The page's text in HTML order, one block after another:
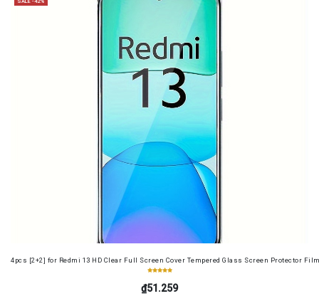
4pcs [2+2] for Redmi 13 HD Clear Full Screen Cover Tempered Glass Screen Protector
₫51.259